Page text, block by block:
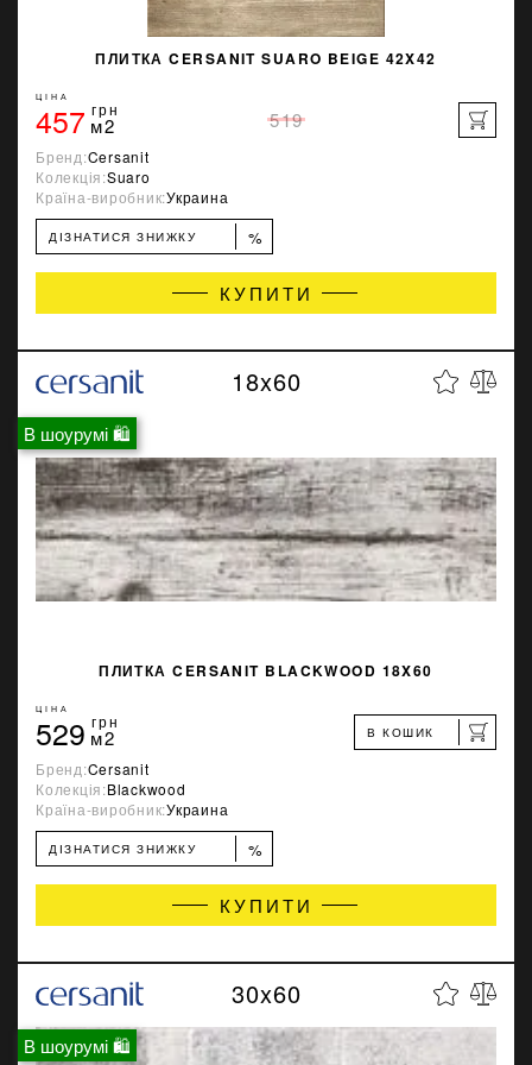
ПЛИТКА CERSANIT SUARO BEIGE 42X42
ЦІНА
457 грн
м2 519
Бренд:Cersanit
Колекція:Suaro
Країна-виробник:Украина
ДІЗНАТИСЯ ЗНИЖКУ %
КУПИТИ
В шоурумі 🛍
18x60
ПЛИТКА CERSANIT BLACKWOOD 18X60
ЦІНА
529 грн
м2 В КОШИК
Бренд:Cersanit
Колекція:Blackwood
Країна-виробник:Украина
ДІЗНАТИСЯ ЗНИЖКУ %
КУПИТИ
В шоурумі 🛍
30x60